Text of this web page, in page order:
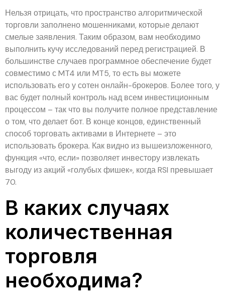
Нельзя отрицать, что пространство алгоритмической
торговли заполнено мошенниками, которые делают
смелые заявления. Таким образом, вам необходимо
выполнить кучу исследований перед регистрацией. В
большинстве случаев программное обеспечение будет
совместимо с MT4 или MT5, то есть вы можете
использовать его у сотен онлайн-брокеров. Более того, у
вас будет полный контроль над всем инвестиционным
процессом – так что вы получите полное представление
о том, что делает бот. В конце концов, единственный
способ торговать активами в Интернете – это
использовать брокера. Как видно из вышеизложенного,
функция «что, если» позволяет инвестору извлекать
выгоду из акций «голубых фишек», когда RSI превышает
70.
В каких случаях
количественная
торговля
необходима?